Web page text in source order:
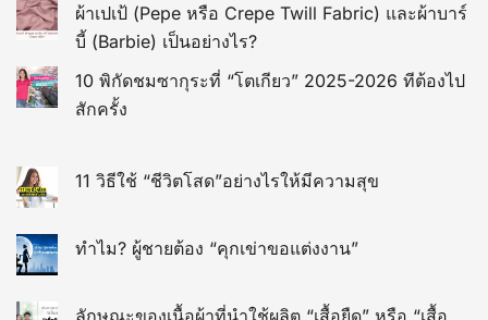
ผ้าเปเป้ (Pepe หรือ Crepe Twill Fabric) และผ้าบาร์
บี้ (Barbie) เป็นอย่างไร?
10 พิกัดชมซากุระที่ “โตเกียว” 2025-2026 ทีต้องไป
สักครั้ง
11 วิธีใช้ “ชีวิตโสด”อย่างไรให้มีความสุข
ทำไม? ผู้ชายต้อง “คุกเข่าขอแต่งงาน”